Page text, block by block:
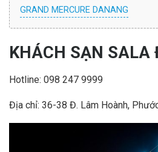
GRAND MERCURE DANANG
KHÁCH SẠN SALA
Hotline: 098 247 9999
Địa chỉ: 36-38 Đ. Lâm Hoành,